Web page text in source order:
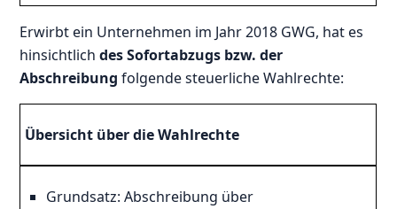
Erwirbt ein Unternehmen im Jahr 2018 GWG, hat es
hinsichtlichdes Sofortabzugs bzw. der
Abschreibung folgende steuerliche Wahlrechte:
Übersicht über die Wahlrechte
Grundsatz: Abschreibung über